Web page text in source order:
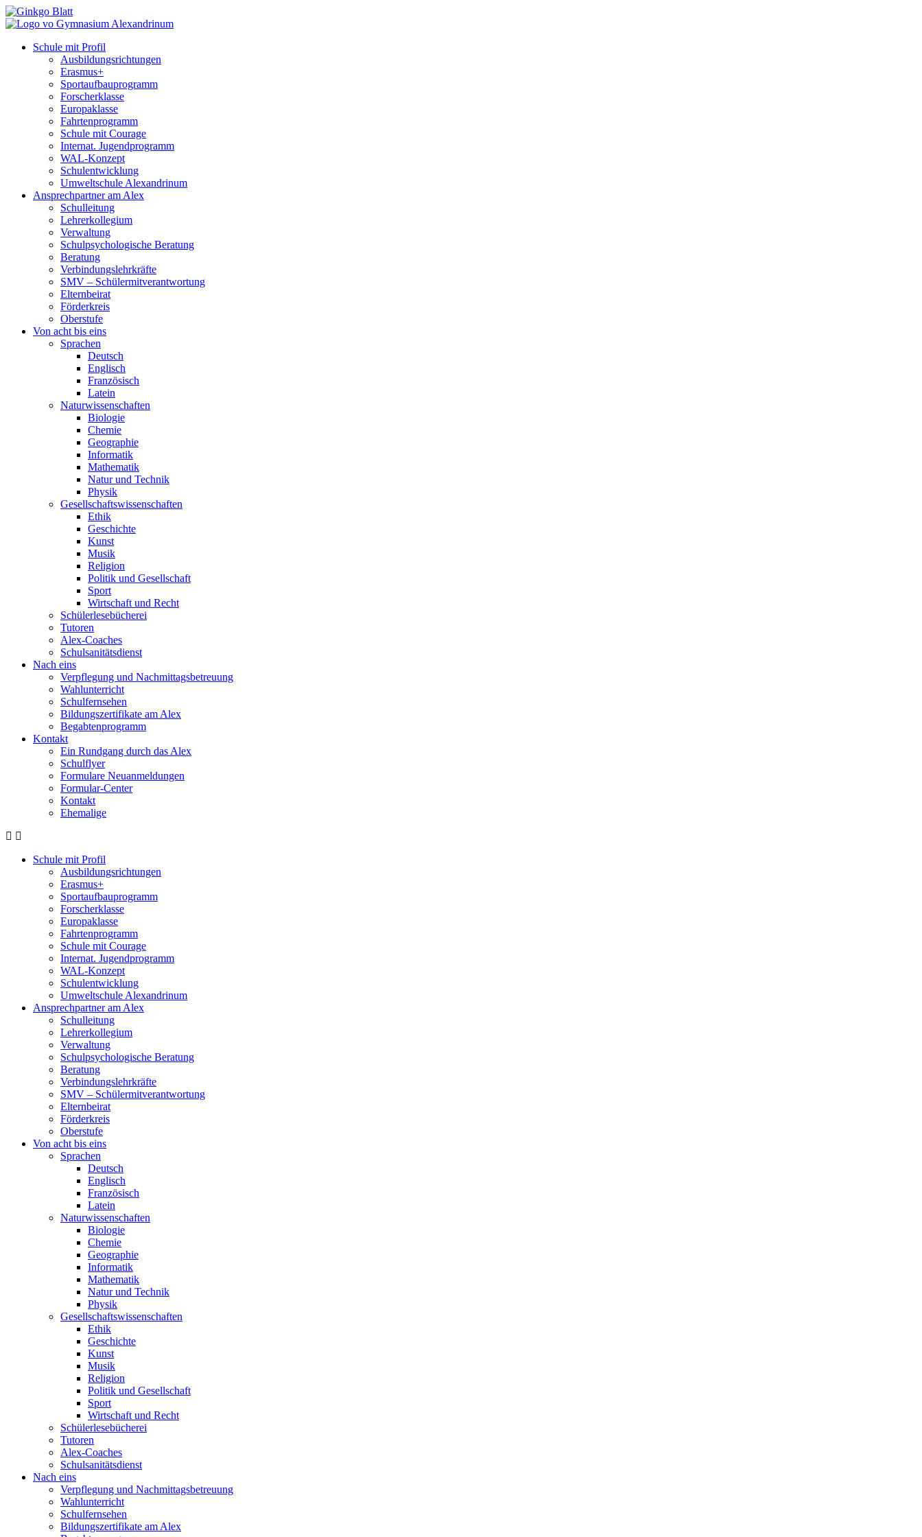
Schule mit Profil
Ausbildungsrichtungen
Erasmus+
Sportaufbauprogramm
Forscherklasse
Europaklasse
Fahrtenprogramm
Schule mit Courage
Internat. Jugendprogramm
WAL-Konzept
Schulentwicklung
Umweltschule Alexandrinum
Ansprechpartner am Alex
Schulleitung
Lehrerkollegium
Verwaltung
Schulpsychologische Beratung
Beratung
Verbindungslehrkräfte
SMV – Schülermitverantwortung
Elternbeirat
Förderkreis
Oberstufe
Von acht bis eins
Sprachen
Deutsch
Englisch
Französisch
Latein
Naturwissenschaften
Biologie
Chemie
Geographie
Informatik
Mathematik
Natur und Technik
Physik
Gesellschaftswissenschaften
Ethik
Geschichte
Kunst
Musik
Religion
Politik und Gesellschaft
Sport
Wirtschaft und Recht
Schülerlesebücherei
Tutoren
Alex-Coaches
Schulsanitätsdienst
Nach eins
Verpflegung und Nachmittagsbetreuung
Wahlunterricht
Schulfernsehen
Bildungszertifikate am Alex
Begabtenprogramm
Kontakt
Ein Rundgang durch das Alex
Schulflyer
Formulare Neuanmeldungen
Formular-Center
Kontakt
Ehemalige
Schule mit Profil
Ausbildungsrichtungen
Erasmus+
Sportaufbauprogramm
Forscherklasse
Europaklasse
Fahrtenprogramm
Schule mit Courage
Internat. Jugendprogramm
WAL-Konzept
Schulentwicklung
Umweltschule Alexandrinum
Ansprechpartner am Alex
Schulleitung
Lehrerkollegium
Verwaltung
Schulpsychologische Beratung
Beratung
Verbindungslehrkräfte
SMV – Schülermitverantwortung
Elternbeirat
Förderkreis
Oberstufe
Von acht bis eins
Sprachen
Deutsch
Englisch
Französisch
Latein
Naturwissenschaften
Biologie
Chemie
Geographie
Informatik
Mathematik
Natur und Technik
Physik
Gesellschaftswissenschaften
Ethik
Geschichte
Kunst
Musik
Religion
Politik und Gesellschaft
Sport
Wirtschaft und Recht
Schülerlesebücherei
Tutoren
Alex-Coaches
Schulsanitätsdienst
Nach eins
Verpflegung und Nachmittagsbetreuung
Wahlunterricht
Schulfernsehen
Bildungszertifikate am Alex